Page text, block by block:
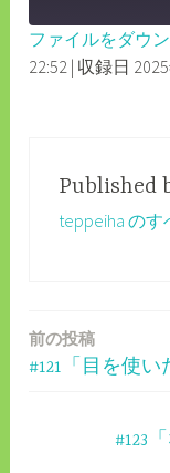
10
SHARE
ファイルをダウ
22:52 | 収録日
Published
teppeiha の
投
前の投稿
#121「目を使
#123